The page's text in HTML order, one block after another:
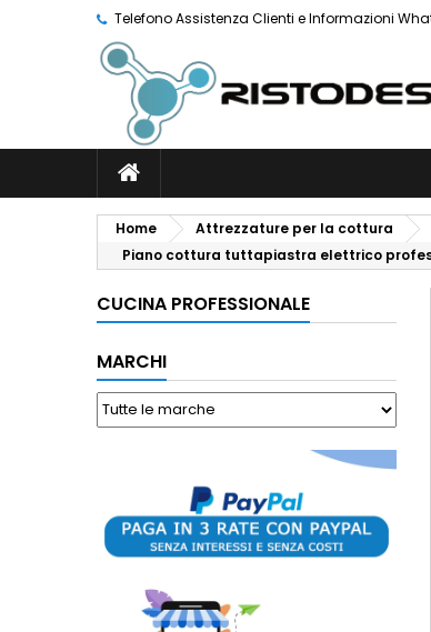
Telefono Assistenza Clienti e Informazioni
Home Attrezzature per la cottura
Piano cottura tuttapiastra elettrico
CUCINA PROFESSIONALE
MARCHI